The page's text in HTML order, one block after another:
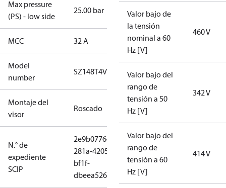
Max pressure
(PS) - low side
25.00 bar
MCC 32 A
Model
number
SZ148T4VC
Montaje del
visor
Roscado
N.° de
expediente
SCIP
2e9b0776-
281a-4205-
bf1f-
dbeea526b31d
Valor bajo de
la tensión
nominal a 60
Hz [V]
460 V
Valor bajo del
rango de
tensión a 50
Hz [V]
342 V
Valor bajo del
rango de
tensión a 60
Hz [V]
414 V